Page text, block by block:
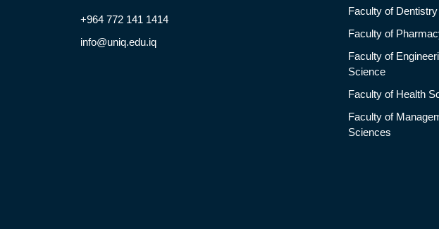
+964 772 141 1414
info@uniq.edu.iq
Faculty of Dentistry
Faculty of
Faculty of
Science
Faculty of Health
Faculty of
Sciences